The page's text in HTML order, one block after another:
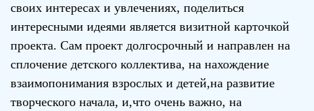
своих интересах и увлечениях, поделиться
интересными идеями является визитной карточкой
проекта. Сам проект долгосрочный и направлен на
сплочение детского коллектива, на нахождение
взаимопонимания взрослых и детей,на развитие
творческого начала, и,что очень важно, на